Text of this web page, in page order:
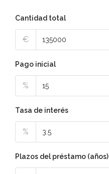
Cantidad total
€
Pago inicial
%
Tasa de interés
%
Plazos del préstamo (años)